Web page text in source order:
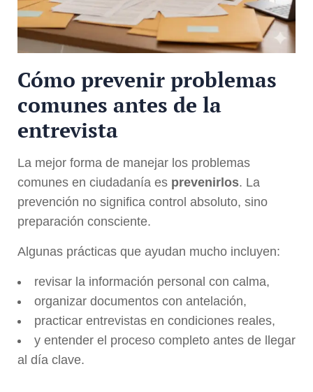
Cómo prevenir problemas
comunes antes de la
entrevista
La mejor forma de manejar los problemas
comunes en ciudadanía es prevenirlos. La
prevención no significa control absoluto, sino
preparación consciente.
Algunas prácticas que ayudan mucho incluyen:
revisar la información personal con calma,
organizar documentos con antelación,
practicar entrevistas en condiciones reales,
y entender el proceso completo antes de llegar
al día clave.